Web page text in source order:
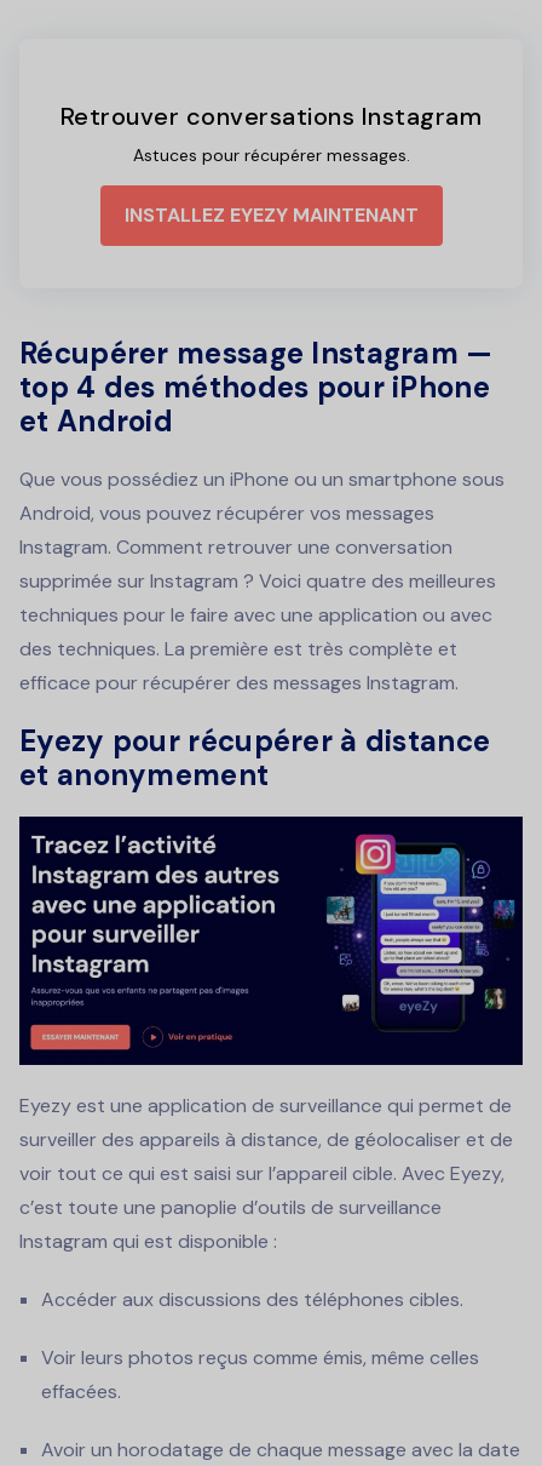
Retrouver conversations Instagram
Astuces pour récupérer messages.
INSTALLEZ EYEZY MAINTENANT
Récupérer message Instagram —
top 4 des méthodes pour iPhone
et Android
Que vous possédiez un iPhone ou un smartphone sous
Android, vous pouvez récupérer vos messages
Instagram. Comment retrouver une conversation
supprimée sur Instagram ? Voici quatre des meilleures
techniques pour le faire avec une application ou avec
des techniques. La première est très complète et
efficace pour récupérer des messages Instagram.
Eyezy pour récupérer à distance
et anonymement
Eyezy est une application de surveillance qui permet de
surveiller des appareils à distance, de géolocaliser et de
voir tout ce qui est saisi sur l’appareil cible. Avec Eyezy,
c’est toute une panoplie d’outils de surveillance
Instagram qui est disponible :
Accéder aux discussions des téléphones cibles.
Voir leurs photos reçus comme émis, même celles
effacées.
Avoir un horodatage de chaque message avec la date